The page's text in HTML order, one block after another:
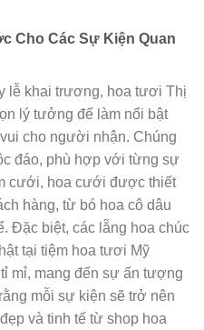
Cho Các Sự Kiện Quan
lễ khai trương, hoa tươi Thị
lý tưởng để làm nổi bật
cho người nhận. Chúng
đáo, phù hợp với từng sự
cưới, hoa cưới được thiết
hàng, từ bó hoa cô dâu
Đặc biệt, các lẵng hoa chúc
tại tiệm hoa tươi Mỹ
mỉ, mang đến sự ấn tượng
mỗi sự kiện sẽ trở nên
và tinh tế từ shop hoa